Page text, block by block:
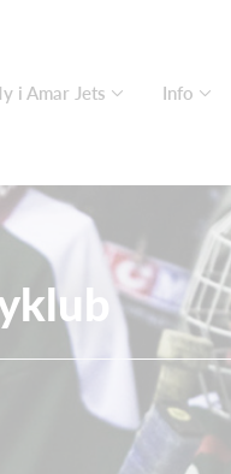
i Amar Jets Info